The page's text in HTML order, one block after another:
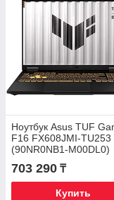
Ноутбук Asus TUF
F16 FX608JMI-TU253
(90NR0NB1-M00DL0)
Jaeger Gray
703 290 ₸
Купить